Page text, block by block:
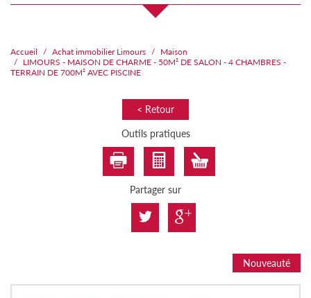
Accueil Achat immobilier Limours
Maison
LIMOURS - MAISON DE CHARME - 50M² DE SALON - 4 CHAMBRES -
TERRAIN DE 700M² AVEC PISCINE
< Retour
Outils pratiques
Partager sur
Nouveauté